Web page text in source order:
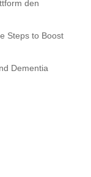
den
Steps to Boost
Dementia